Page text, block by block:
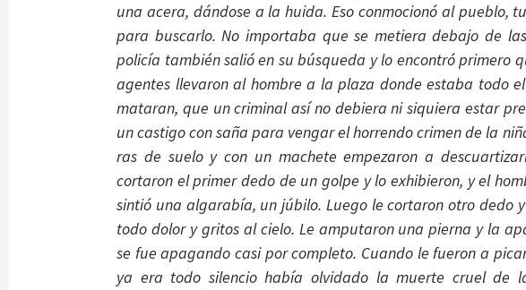
una acera, dándose a la huida. Eso conmocionó al pueblo,
para buscarlo. No importaba que se metiera debajo de
policía también salió en su búsqueda y lo encontró primero
agentes llevaron al hombre a la plaza donde estaba todo
mataran, que un criminal así no debiera ni siquiera estar
un castigo con saña para vengar el horrendo crimen de la
ras de suelo y con un machete empezaron a
cortaron el primer dedo de un golpe y lo exhibieron, y el
sintió una algarabía, un júbilo. Luego le cortaron otro dedo
todo dolor y gritos al cielo. Le amputaron una pierna y la
se fue apagando casi por completo. Cuando le fueron a
ya era todo silencio había olvidado la muerte cruel de